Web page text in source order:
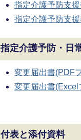
指定介護予防支
指定介護予防支
指定介護予防・日
変更届出書(PDF
変更届出書
付表と添付資料